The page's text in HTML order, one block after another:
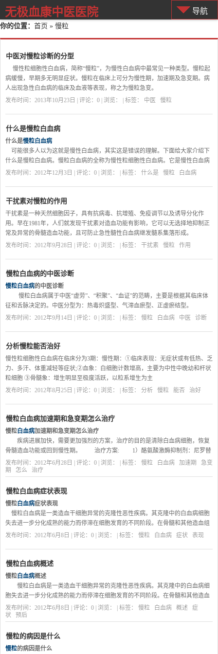
导航
无极血康中医医院
你的位置： 首页 » 慢粒
中医对慢粒诊断的分型
慢性粒细胞性白血病，简称“慢粒”，为慢性白血病中最常见一种类型。慢粒起
病缓慢，早期多无明显症状。慢粒在临床上可分为慢性期，加速期及急变期。病
人出现急性白血病的临床及血液等表现，称之为慢粒急变。
慢粒白血病在白血病中式一种常发的疾病，慢粒白血病属于中医“虚劳”、“积
1、正虚瘀结：白血病患者积块坚硬，疼痛不移，神疲倦怠，不思饮食，消瘦脱
形，面色萎黄，自汗盗汗，肌肤甲错，头晕心慌，唇甲少华，舌淡或暗，脉弦细
或沉细。
2、热毒炽盛：壮热持续，汗出不解，烦躁不安，甚则谵语神昏，口燥而不甚
节剧痛，或衄血不止，舌红无苔，脉细数。
3、气滞血瘀：腔腹胀满、肋下有块，软而不坚，固定不移，苔薄脉弦。对于慢
时需要采取积极治疗措施。现在最好的治疗方式是中西结合，花费少、痛苦小、
效果好。
发布时间：2013年10月23日 | 评论：0 | 浏览： | 标签： 中医 慢粒
什么是慢粒白血病
什么是慢粒白血病
可能很多人以为这就是慢性白血病，其实这是错误的理解。下面给大家介绍下
什么是慢粒白血病。慢粒白血病的全称为慢性粒细胞性白血病。它是慢性白血病
的一种类型。它的早期没有什么明显症状。
织中白血病细胞大量增生积聚并浸润其他器官和组织，同时使正常造血受抑制，
临床表现为贫血、出血、感染、肝脾肿大及各器官浸润症状。慢粒白血病(慢性粒
细胞性白血病)是起病缓慢，早期症状不明显的一种慢性白血病，临床上可分为慢
性期，加速期及急变期，急变后预后极差。慢粒在临床上可分为慢性期，加速期
者中数生存期为3--4年，慢粒发生急变后预后极差。
...
发布时间：2012年12月3日 | 评论：0 | 浏览： | 标签： 什么是 慢粒 白血病
干扰素对慢粒的作用
干扰素是一种天然细胞因子，具有抗病毒、抗增殖、免疫调节以及诱导分化作
用。早在1981年，人们就发现干扰素对造血功能有影响，它可以无选择地抑制正
常及异常的骨髓造血功能，且可防止急性髓性白血病继发髓系集落形成。
发布时间：2012年9月28日 | 评论：0 | 浏览：
| 标签： 干扰素 慢粒 作用
慢粒白血病的中医诊断
慢粒白血病的中医诊断
慢粒白血病属于中医“虚劳”、“积聚”、“血证”的范畴，主要是根据其临床体
征和舌脉决定的。中医分型为：热毒炽盛型、气滞血瘀型、正虚瘀结型。
1、正虚瘀结：白血病患者积块坚硬，疼痛不移，神疲倦怠，不思饮食，消
...
发布时间：2012年9月14日 | 评论：0 | 浏览： | 标签： 慢粒 白血病 中医 诊断
分析慢粒能否治好
慢性粒细胞性白血病在临床分为3期：慢性期：①临床表现：无症状或有低热、乏
力、多汗、体重减轻等症状;②血象：白细胞计数增高，主要为中性中晚幼和杆状
粒细胞 ③骨髓象：增生明显至极度活跃，以粒系增生为主
发布时间：2012年8月25日 | 评论：0 | 浏览：
| 标签： 分析 慢粒 能否 治好
慢粒白血病加速期和急变期怎么治疗
慢粒 白血病加速期和急变期怎么治疗
疾病进展加快，需要更加强烈的方案，治疗的目的是清除白血病细胞，恢复
骨髓造血功能或回到慢性期。 治疗方案: 1）酪氨酸激酶抑制剂：尼罗替
尼 或者达沙替尼 2）配型相合的相关或无关供者的异基因造血干细胞移植
（HSCT）（酪氨酸激酶抑制剂无法耐受时考虑）。 3）可采用新药临床试
管堵塞，引起出血或高凝血症等，需要通过白细胞分离术或化疗来降低白血病细
胞数量。同时需要大量补液，将细胞坏死释放出来的毒性物质排除体外。
发布时间：2012年6月28日 | 评论：0 | 浏览： | 标签： 慢粒 白血病 加速期
急变
期
怎么 治疗
慢粒白血病症状表现
慢粒 白血病症状表现
慢粒白血病是一类造血干细胞异常的克隆性恶性疾病。其克隆中的白血病细胞
失去进一步分化成熟的能力而停滞在细胞发育的不同阶段。在骨髓和其他造血组
织中白血病细胞大量增生积聚并浸润其他器官和组织，同时使正常造血受抑制，
...
发布时间：2012年6月8日 | 评论：0 | 浏览： | 标签： 慢粒 白血病 症状 表现
慢粒白血病概述
慢粒 白血病概述
慢粒白血病是一类造血干细胞异常的克隆性恶性疾病。其克隆中的白血病细
胞失去进一步分化成熟的能力而停滞在细胞发育的不同阶段。在骨髓和其他造血
组织中白血病细胞大量增生积聚并浸润其他器官和组织，同时使正常造血受抑
制，临床表现为贫血、出血、感染、肝脾肿大及各器官浸润症状。
发布时间：2012年6月8日 | 评论：0 | 浏览： | 标签： 慢粒 白血病 概述
症
状
预后
慢粒的病因是什么
慢粒的病因是什么